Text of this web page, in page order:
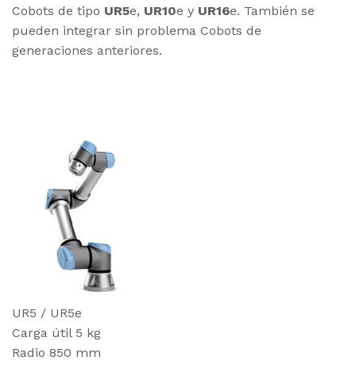
Cobots de tipo UR5e, UR10e y UR16e. También se
pueden integrar sin problema Cobots de
generaciones anteriores.
UR5 / UR5e
Carga útil 5 kg
Radio 850 mm